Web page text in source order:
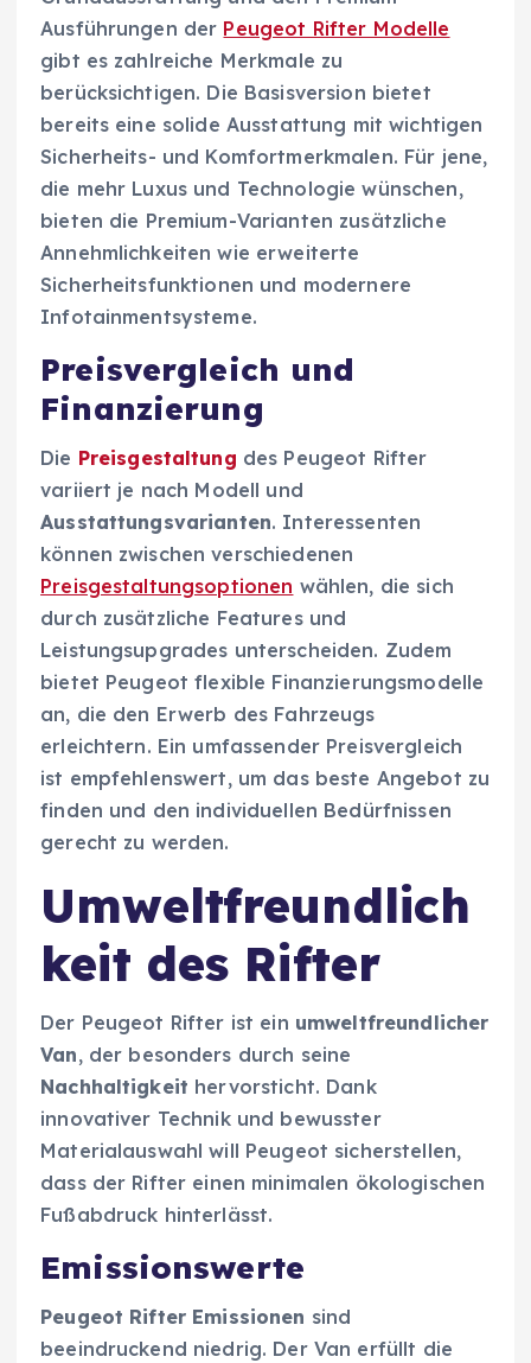
Ausführungen der Peugeot Rifter Modelle
gibt es zahlreiche Merkmale zu
berücksichtigen. Die Basisversion bietet
bereits eine solide Ausstattung mit wichtigen
Sicherheits- und Komfortmerkmalen. Für jene,
die mehr Luxus und Technologie wünschen,
bieten die Premium-Varianten zusätzliche
Annehmlichkeiten wie erweiterte
Sicherheitsfunktionen und modernere
Infotainmentsysteme.
Preisvergleich und
Finanzierung
Die Preisgestaltung des Peugeot Rifter
variiert je nach Modell und
Ausstattungsvarianten. Interessenten
können zwischen verschiedenen
Preisgestaltungsoptionen wählen, die sich
durch zusätzliche Features und
Leistungsupgrades unterscheiden. Zudem
bietet Peugeot flexible Finanzierungsmodelle
an, die den Erwerb des Fahrzeugs
erleichtern. Ein umfassender Preisvergleich
ist empfehlenswert, um das beste Angebot zu
finden und den individuellen Bedürfnissen
gerecht zu werden.
Umweltfreundlich
keit des Rifter
Der Peugeot Rifter ist ein umweltfreundlicher
Van, der besonders durch seine
Nachhaltigkeit hervorsticht. Dank
innovativer Technik und bewusster
Materialauswahl will Peugeot sicherstellen,
dass der Rifter einen minimalen ökologischen
Fußabdruck hinterlässt.
Emissionswerte
Peugeot Rifter Emissionen sind
beeindruckend niedrig. Der Van erfüllt die